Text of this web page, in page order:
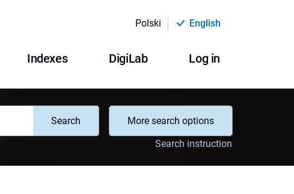
Polski English
Indexes DigiLab Log in
Search
More search options
Search instruction